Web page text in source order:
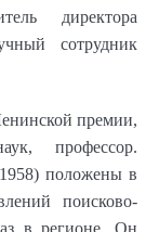
директора
сотрудник
премии,
профессор.
положены в
поисково-
в регионе. Он